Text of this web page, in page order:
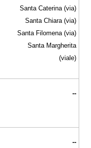
Santa Caterina (via)
Santa Chiara (via)
Santa Filomena (via)
Santa Margherita
(viale)
--
--